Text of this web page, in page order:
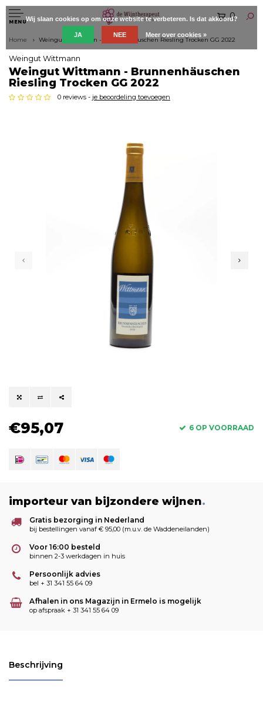
MENU
0
Home Weingut Wittmann - Brunnenhäuschen Riesling Trocken GG 2022
Weingut Wittmann
Weingut Wittmann - Brunnenhäuschen
Riesling Trocken GG 2022
0 reviews - je beoordeling toevoegen
€95,07 6 OP VOORRAAD
importeur van bijzondere wijnen.
Gratis bezorging in Nederland
bij bestellingen vanaf € 95,00 (m.u.v. de Waddeneilanden)
Voor 16:00 besteld
binnen 2-3 werkdagen in huis
Persoonlijk advies
bel + 31 341 55 64 09
Afhalen in ons Magazijn in Ermelo is mogelijk
op afspraak + 31 341 55 64 09
Beschrijving
Wij slaan cookies op om onze website te verbeteren. Is dat akkoord?
JA NEE Meer over cookies »